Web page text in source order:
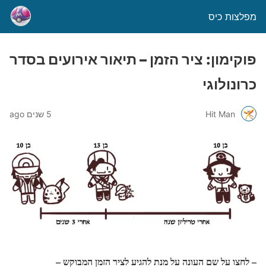
מפלצות כיס
פוקימון: ציר הזמן – תיאור אירועים בסדר
כרונולוגי
Hit Man 5 שנים ago
– לחצו על שם העונה על מנת להגיע לציר הזמן המבוקש –